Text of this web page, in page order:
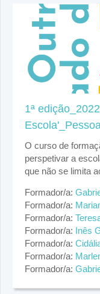
1ª
O curso de
perspetivar a
que não se limita
formal. Esta surge
intervenção no
ProChild CoLAB,
intervenções de
comunitário e
do espaço exterior
as intervenções
particular
Formador/a:
Formador/a:
Formador/a:
Formador/a:
Inês
Formador/a:
Formador/a:
Formador/a: